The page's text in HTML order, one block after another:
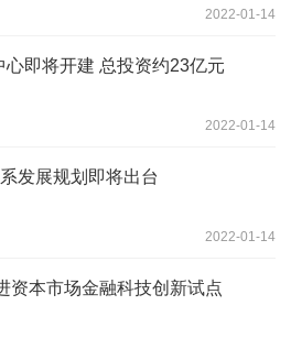
2022-01-14
即将开建 总投资约23亿元
2022-01-14
发展规划即将出台
2022-01-14
资本市场金融科技创新试点